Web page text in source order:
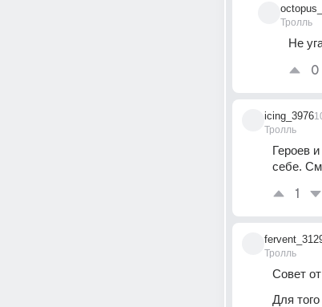
Тролль
Не
0
icing_3976
Тролль
Героев
себе.
1
Тролль
Совет
Для